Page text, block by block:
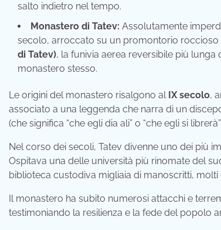
salto indietro nel tempo.
Monastero di Tatev: Assolutamente
secolo, arroccato su un promontorio
di Tatev), la funivia aerea reversibile più lunga
monastero stesso.
Le origini del monastero risalgono al IX secolo,
associato a una leggenda che narra di un
(che significa “che egli dia ali” o “che egli si
Nel corso dei secoli, Tatev divenne uno dei più
Ospitava una delle università più rinomate del
biblioteca custodiva migliaia di manoscritti,
Il monastero ha subito numerosi attacchi e
testimoniando la resilienza e la fede del popolo